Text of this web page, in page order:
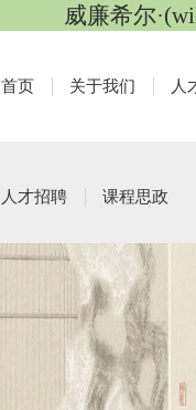
威廉希尔
首页 关于我们 人
人才招聘 课程思政